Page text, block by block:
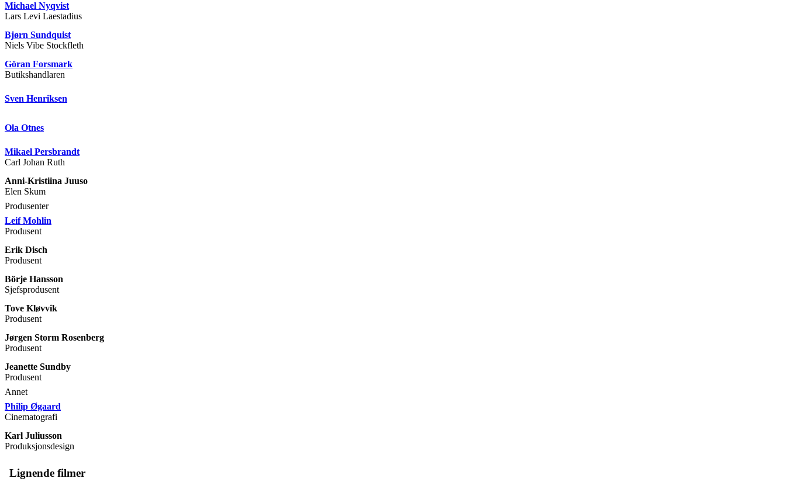
Michael Nyqvist
Lars Levi Laestadius
Bjørn Sundquist
Niels Vibe Stockfleth
Göran Forsmark
Butikshandlaren
Sven Henriksen
Ola Otnes
Mikael Persbrandt
Carl Johan Ruth
Anni-Kristiina Juuso
Elen Skum
Produsenter
Leif Mohlin
Produsent
Erik Disch
Produsent
Börje Hansson
Sjefsprodusent
Tove Kløvvik
Produsent
Jørgen Storm Rosenberg
Produsent
Jeanette Sundby
Produsent
Annet
Philip Øgaard
Cinematografi
Karl Juliusson
Produksjonsdesign
Lignende filmer